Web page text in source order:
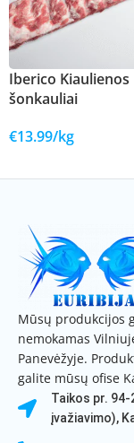
Iberico Kiaulienos
šonkauliai
€13.99/kg
Mūsų produkcijos
nemokamas
Panevėžyje.
galite mūsų ofise
Taikos pr.
įvažiavimo),